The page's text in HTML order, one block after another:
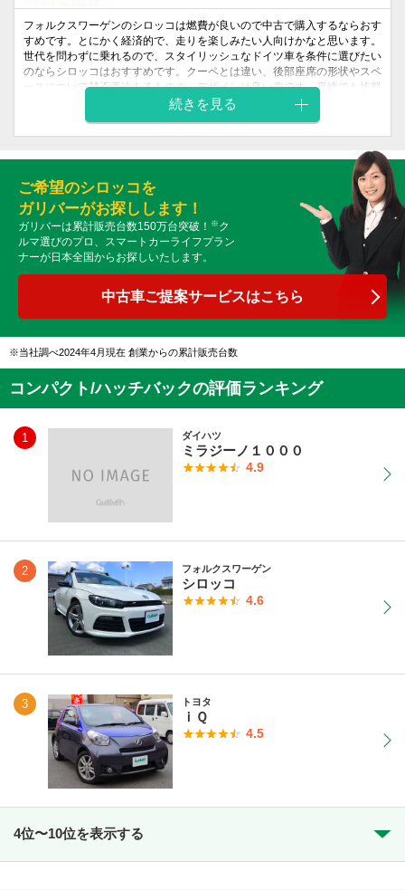
フォルクスワーゲンのシロッコは燃費が良いので中古で購入するならおす
すめです。とにかく経済的で、走りを楽しみたい人向けかなと思います。
世代を問わずに乗れるので、スタイリッシュなドイツ車を条件に選びたい
のならシロッコはおすすめです。クーペとは違い、後部座席の形状やスペ
ースについて賛否両論あるものの、デザインは良い車です。高速でも抜群
の安定感なので、女性でも心地よく運転できます。これまでのフォルクス
ワーゲン車とは一線を画したといわれているシロッコなので、状態の良い
中古車なら買いかもしれません。加速と安定性に優れているので、オーナ
ー評価が高いのも頷けます。日本車ではちょっとお目にかかれないタイプ
外装
デザイン
内装
デザイン
乗り心地 価格
4 5
続きを見る
ご希望のシロッコを
ガリバーがお探しします！
ガリバーは累計販売台数150万台突破！ ※ ク
ルマ選びのプロ、スマートカーライフプラン
ナーが日本全国からお探しいたします。
中古車ご提案サービスはこちら
当社調べ2024年4月現在 創業からの累計販売台数
コンパクト/ハッチバックの評価ランキング
1 ダイハツ
ミラジーノ１０００
4.9
2 フォルクスワーゲン
シロッコ
4.6
3 トヨタ
ｉＱ
4.5
4位〜10位を表示する